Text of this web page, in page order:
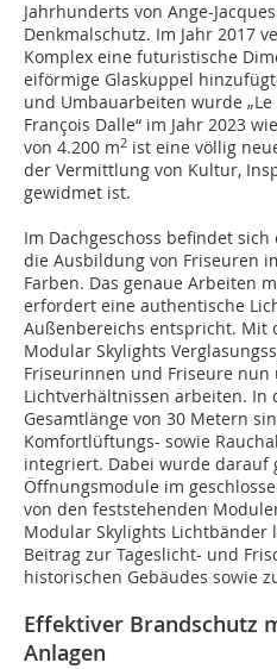
Jahrhunderts von Ange-
Denkmalschutz. Im Jahr 2017
Komplex eine futuristische
eiförmige Glaskuppel
und Umbauarbeiten wurde „Le
François Dalle“ im Jahr 2023
von 4.200 m2 ist eine völlig
der Vermittlung von Kultur,
gewidmet ist.
Im Dachgeschoss befindet
die Ausbildung von Friseuren
Farben. Das genaue Arbeiten
erfordert eine authentische
Außenbereichs entspricht. Mit
Modular Skylights
Friseurinnen und Friseure
Lichtverhältnissen arbeiten. In
Gesamtlänge von 30 Metern
Komfortlüftungs- sowie
integriert. Dabei wurde darauf
Öffnungsmodule im
von den feststehenden
Modular Skylights
Beitrag zur Tageslicht- und
historischen Gebäudes sowie
Effektiver Brandschutz
Anlagen